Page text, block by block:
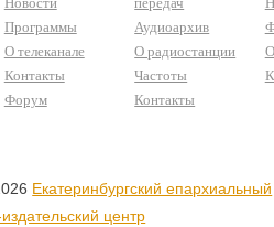
Программы
О телеканале
Контакты
Форум
Аудиоархив
О радиостанции
Частоты
Контакты
Екатеринбургский епархиальный
центр